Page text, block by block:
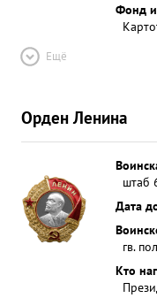
Фонд
Ещё
Орден Ленина
штаб
Дата
гв.
Кто